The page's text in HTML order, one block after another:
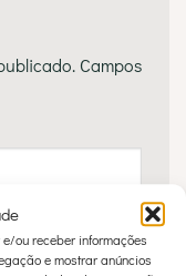
ou receber informações
e mostrar anúncios
Campos